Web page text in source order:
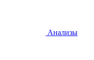
Анализы